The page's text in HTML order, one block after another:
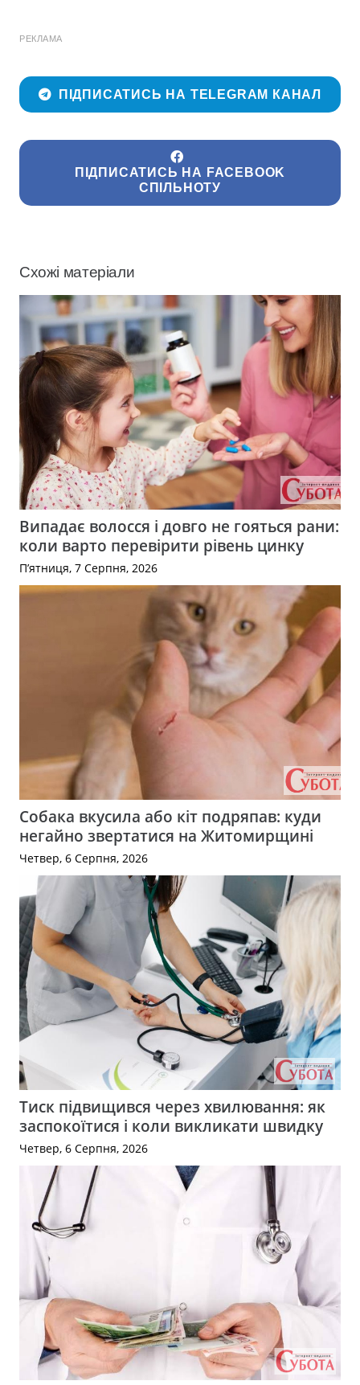
РЕКЛАМА
ПІДПИСАТИСЬ НА TELEGRAM КАНАЛ
ПІДПИСАТИСЬ НА FACEBOOK
СПІЛЬНОТУ
Схожі матеріали
Випадає волосся і довго не гояться рани:
коли варто перевірити рівень цинку
П’ятниця, 7 Серпня, 2026
Собака вкусила або кіт подряпав: куди
негайно звертатися на Житомирщині
Четвер, 6 Серпня, 2026
Тиск підвищився через хвилювання: як
заспокоїтися і коли викликати швидку
Четвер, 6 Серпня, 2026